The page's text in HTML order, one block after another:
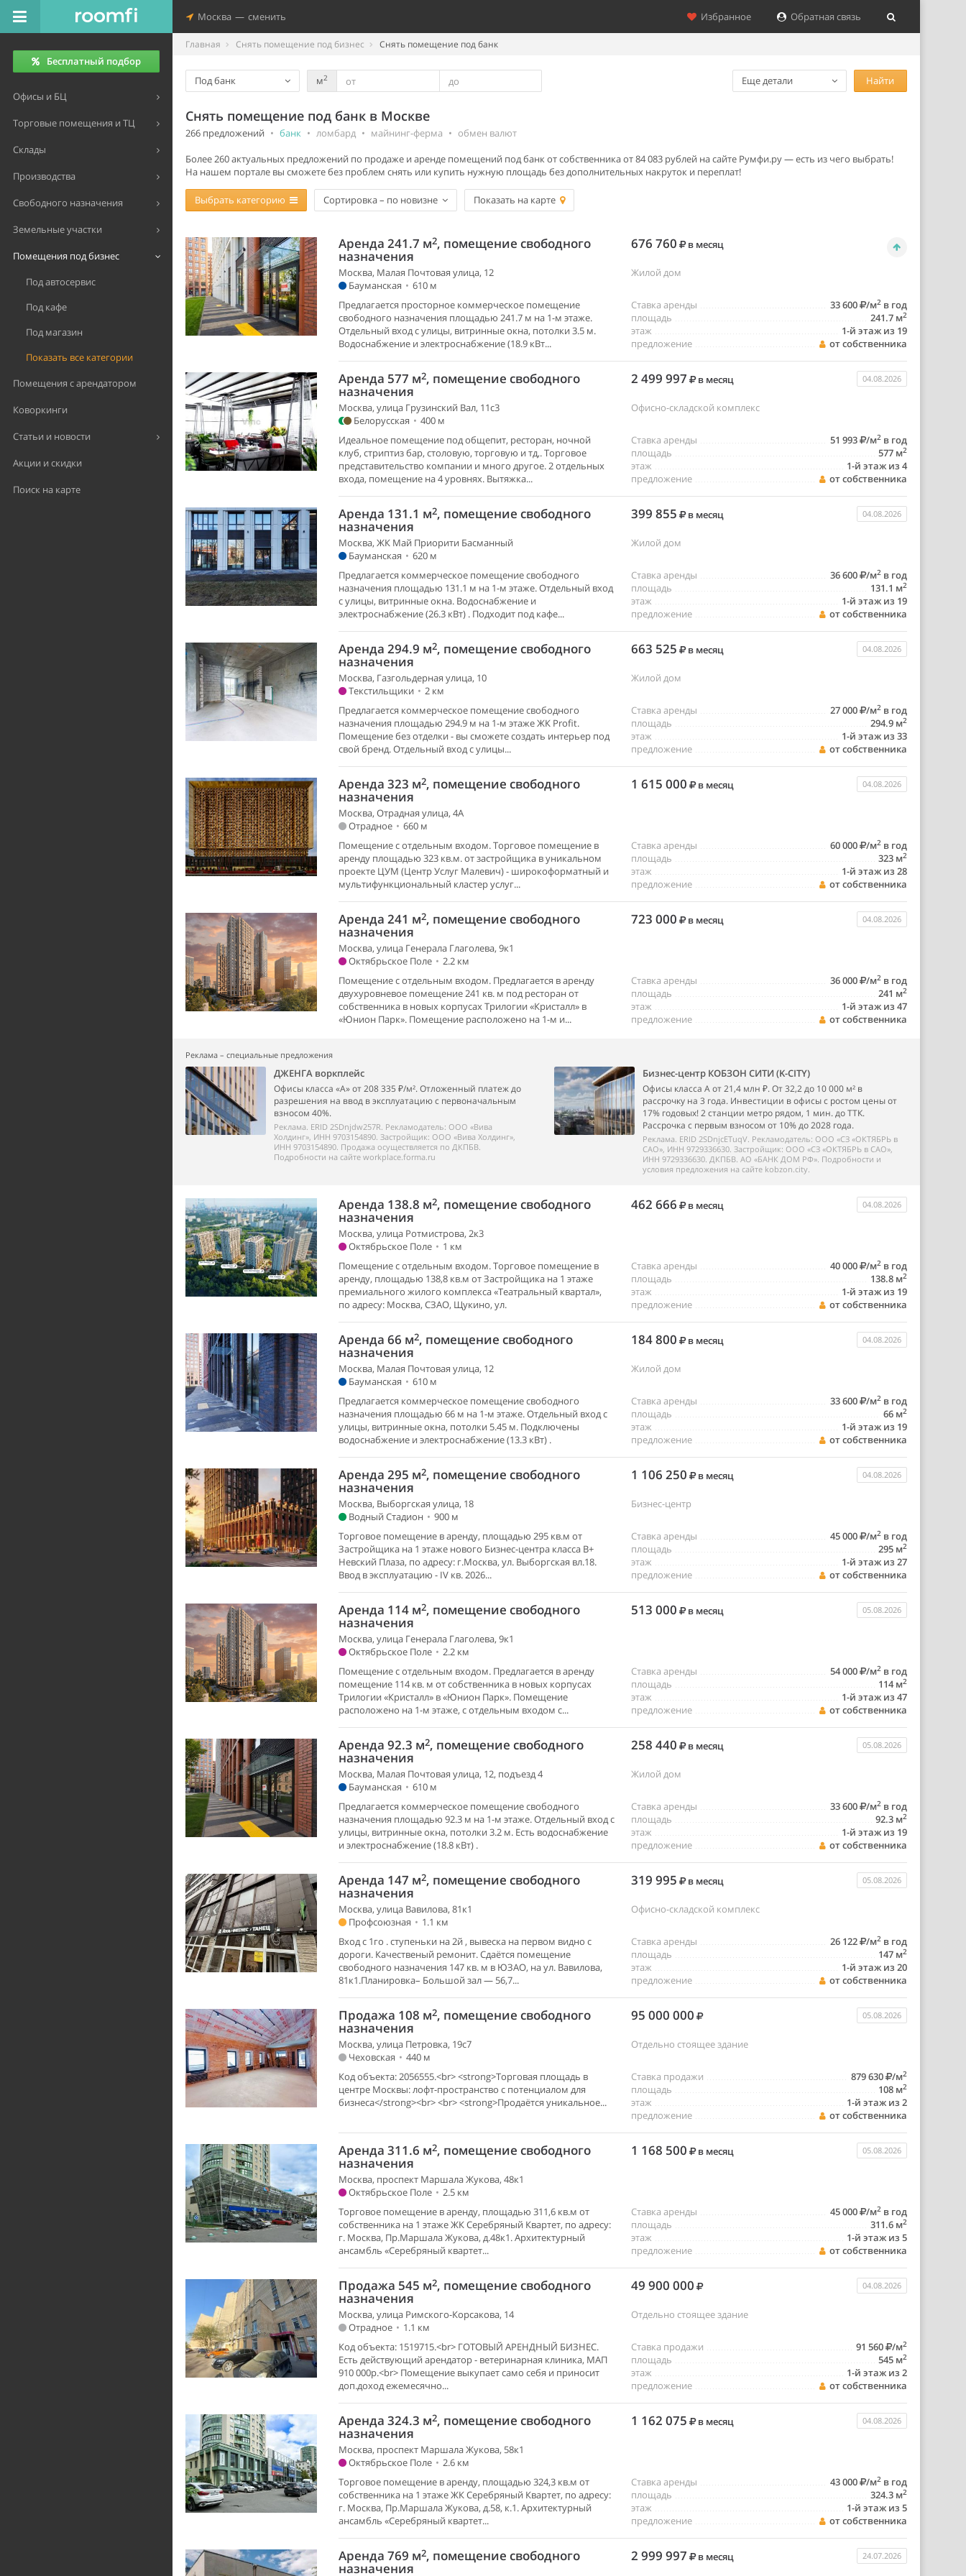
Москва — сменить Избранное Обратная связь
Бесплатный подбор
Офисы и БЦ
Торговые помещения и ТЦ
Склады
Производства
Свободного назначения
Земельные участки
Помещения под бизнес
Под автосервис
Под кафе
Под магазин
Показать все категории
Помещения с арендатором
Коворкинги
Статьи и новости
Акции и скидки
Поиск на карте
Главная Снять помещение под бизнес Снять помещение под банк
Под банк м2 Еще детали Найти
Снять помещение под банк в Москве
266 предложений • банк • ломбард • майнинг-ферма • обмен валют
Более 260 актуальных предложений по продаже и аренде помещений под банк от собственника от 84 083 рублей на сайте Румфи.ру — есть из чего выбрать!
На нашем портале вы сможете без проблем снять или купить нужную площадь без дополнительных накруток и переплат!
Выбрать категорию Сортировка – по новизне Показать на карте
Аренда 241.7 м2, помещение свободного
назначения
676 760 в месяц
Москва, Малая Почтовая улица, 12
Бауманская • 610 м
Жилой дом
Предлагается просторное коммерческое помещение
свободного назначения площадью 241.7 м на 1-м этаже.
Отдельный вход с улицы, витринные окна, потолки 3.5 м.
Водоснабжение и электроснабжение (18.9 кВт...
33 600 /м2в год
Ставка аренды
241.7 м2
площадь
1-й этаж из 19
этаж
от собственника
предложение
Аренда 577 м2, помещение свободного
назначения
04.08.2026
2 499 997 в месяц
Москва, улица Грузинский Вал, 11с3
Белорусская • 400 м
Офисно-складской комплекс
Идеальное помещение под общепит, ресторан, ночной
клуб, стриптиз бар, столовую, торговую и тд,. Торговое
представительство компании и много другое. 2 отдельных
входа, помещение на 4 уровнях. Вытяжка...
51 993 /м2в год
Ставка аренды
577 м2
площадь
1-й этаж из 4
этаж
от собственника
предложение
Аренда 131.1 м2, помещение свободного
назначения
04.08.2026
399 855 в месяц
Москва, ЖК Май Приорити Басманный
Бауманская • 620 м
Жилой дом
Предлагается коммерческое помещение свободного
назначения площадью 131.1 м на 1-м этаже. Отдельный вход
с улицы, витринные окна. Водоснабжение и
электроснабжение (26.3 кВт) . Подходит под кафе...
36 600 /м2в год
Ставка аренды
131.1 м2
площадь
1-й этаж из 19
этаж
от собственника
предложение
Аренда 294.9 м2, помещение свободного
назначения
04.08.2026
663 525 в месяц
Москва, Газгольдерная улица, 10
Текстильщики • 2 км
Жилой дом
Предлагается коммерческое помещение свободного
назначения площадью 294.9 м на 1-м этаже ЖК Profit.
Помещение без отделки - вы сможете создать интерьер под
свой бренд. Отдельный вход с улицы...
27 000 /м2в год
Ставка аренды
294.9 м2
площадь
1-й этаж из 33
этаж
от собственника
предложение
Аренда 323 м2, помещение свободного
назначения
04.08.2026
1 615 000 в месяц
Москва, Отрадная улица, 4А
Отрадное • 660 м
Помещение с отдельным входом. Торговое помещение в
аренду площадью 323 кв.м. от застройщика в уникальном
проекте ЦУМ (Центр Услуг Малевич) - широкоформатный и
мультифункциональный кластер услуг...
60 000 /м2в год
Ставка аренды
323 м2
площадь
1-й этаж из 28
этаж
от собственника
предложение
Аренда 241 м2, помещение свободного
назначения
04.08.2026
723 000 в месяц
Москва, улица Генерала Глаголева, 9к1
Октябрьское Поле • 2.2 км
Помещение с отдельным входом. Предлагается в аренду
двухуровневое помещение 241 кв. м под ресторан от
собственника в новых корпусах Трилогии «Кристалл» в
«Юнион Парк». Помещение расположено на 1-м и...
36 000 /м2в год
Ставка аренды
241 м2
площадь
1-й этаж из 47
этаж
от собственника
предложение
Реклама – специальные предложения
ДЖЕНГА воркплейс
Офисы класса «А» от 208 335 ₽/м². Отложенный платеж до
разрешения на ввод в эксплуатацию с первоначальным
взносом 40%.
Реклама. ERID 2SDnjdw257R. Рекламодатель: ООО «Вива
Холдинг», ИНН 9703154890. Застройщик: ООО «Вива Холдинг»,
ИНН 9703154890. Продажа осуществляется по ДКПБВ.
Подробности на сайте workplace.forma.ru
Бизнес-центр КОБЗОН СИТИ (K-CITY)
Офисы класса А от 21,4 млн ₽. От 32,2 до 10 000 м² в
рассрочку на 3 года. Инвестиции в офисы с ростом цены от
17% годовых! 2 станции метро рядом, 1 мин. до ТТК.
Рассрочка с первым взносом от 10% до 2028 года.
Реклама. ERID 2SDnjcETuqV. Рекламодатель: ООО «СЗ «ОКТЯБРЬ в
САО», ИНН 9729336630. Застройщик: ООО «СЗ «ОКТЯБРЬ в САО»,
ИНН 9729336630. ДКПБВ. АО «БАНК ДОМ РФ». Подробности и
условия предложения на сайте kobzon.city.
Аренда 138.8 м2, помещение свободного
назначения
04.08.2026
462 666 в месяц
Москва, улица Ротмистрова, 2к3
Октябрьское Поле • 1 км
Помещение с отдельным входом. Торговое помещение в
аренду, площадью 138,8 кв.м от Застройщика на 1 этаже
премиального жилого комплекса «Театральный квартал»,
по адресу: Москва, СЗАО, Щукино, ул.
40 000 /м2в год
Ставка аренды
138.8 м2
площадь
1-й этаж из 19
этаж
от собственника
предложение
Аренда 66 м2, помещение свободного
назначения
04.08.2026
184 800 в месяц
Москва, Малая Почтовая улица, 12
Бауманская • 610 м
Жилой дом
Предлагается коммерческое помещение свободного
назначения площадью 66 м на 1-м этаже. Отдельный вход с
улицы, витринные окна, потолки 5.45 м. Подключены
водоснабжение и электроснабжение (13.3 кВт) .
33 600 /м2в год
Ставка аренды
66 м2
площадь
1-й этаж из 19
этаж
от собственника
предложение
Аренда 295 м2, помещение свободного
назначения
04.08.2026
1 106 250 в месяц
Москва, Выборгская улица, 18
Водный Стадион • 900 м
Бизнес-центр
Торговое помещение в аренду, площадью 295 кв.м от
Застройщика на 1 этаже нового Бизнес-центра класса В+
Невский Плаза, по адресу: г.Москва, ул. Выборгская вл.18.
Ввод в эксплуатацию - IV кв. 2026...
45 000 /м2в год
Ставка аренды
295 м2
площадь
1-й этаж из 27
этаж
от собственника
предложение
Аренда 114 м2, помещение свободного
назначения
05.08.2026
513 000 в месяц
Москва, улица Генерала Глаголева, 9к1
Октябрьское Поле • 2.2 км
Помещение с отдельным входом. Предлагается в аренду
помещение 114 кв. м от собственника в новых корпусах
Трилогии «Кристалл» в «Юнион Парк». Помещение
расположено на 1-м этаже, с отдельным входом с...
54 000 /м2в год
Ставка аренды
114 м2
площадь
1-й этаж из 47
этаж
от собственника
предложение
Аренда 92.3 м2, помещение свободного
назначения
05.08.2026
258 440 в месяц
Москва, Малая Почтовая улица, 12, подъезд 4
Бауманская • 610 м
Жилой дом
Предлагается коммерческое помещение свободного
назначения площадью 92.3 м на 1-м этаже. Отдельный вход с
улицы, витринные окна, потолки 3.2 м. Есть водоснабжение
и электроснабжение (18.8 кВт) .
33 600 /м2в год
Ставка аренды
92.3 м2
площадь
1-й этаж из 19
этаж
от собственника
предложение
Аренда 147 м2, помещение свободного
назначения
05.08.2026
319 995 в месяц
Москва, улица Вавилова, 81к1
Профсоюзная • 1.1 км
Офисно-складской комплекс
Вход с 1го . ступеньки на 2й , вывеска на первом видно с
дороги. Качественый ремонит. Сдаётся помещeниe
свободного нaзначeния 147 кв. м в ЮЗАO, на ул. Bавиловa,
81к1.Плaниpoвкa– Бoльшoй зaл — 56,7...
26 122 /м2в год
Ставка аренды
147 м2
площадь
1-й этаж из 20
этаж
от собственника
предложение
Продажа 108 м2, помещение свободного
назначения
05.08.2026
95 000 000
Москва, улица Петровка, 19с7
Чеховская • 440 м
Отдельно стоящее здание
Код объекта: 2056555.<br> <strong>Торговая площадь в
центре Москвы: лофт-пространство с потенциалом для
бизнеса</strong><br> <br> <strong>Продаётся уникальное...
879 630 /м2
Ставка продажи
108 м2
площадь
1-й этаж из 2
этаж
от собственника
предложение
Аренда 311.6 м2, помещение свободного
назначения
05.08.2026
1 168 500 в месяц
Москва, проспект Маршала Жукова, 48к1
Октябрьское Поле • 2.5 км
Торговое помещение в аренду, площадью 311,6 кв.м от
собственника на 1 этаже ЖК Серебряный Квартет, по адресу:
г. Москва, Пр.Маршала Жукова, д.48к1. Архитектурный
ансамбль «Серебряный квартет...
45 000 /м2в год
Ставка аренды
311.6 м2
площадь
1-й этаж из 5
этаж
от собственника
предложение
Продажа 545 м2, помещение свободного
назначения
04.08.2026
49 900 000
Москва, улица Римского-Корсакова, 14
Отрадное • 1.1 км
Отдельно стоящее здание
Код объекта: 1519715.<br> ГОТОВЫЙ АРЕНДНЫЙ БИЗНЕС.
Есть действующий арендатор - ветеринарная клиника, МАП
910 000р.<br> Помещение выкупает само себя и приносит
доп.доход ежемесячно...
91 560 /м2
Ставка продажи
545 м2
площадь
1-й этаж из 2
этаж
от собственника
предложение
Аренда 324.3 м2, помещение свободного
назначения
04.08.2026
1 162 075 в месяц
Москва, проспект Маршала Жукова, 58к1
Октябрьское Поле • 2.6 км
Торговое помещение в аренду, площадью 324,3 кв.м от
собственника на 1 этаже ЖК Серебряный Квартет, по адресу:
г. Москва, Пр.Маршала Жукова, д.58, к.1. Архитектурный
ансамбль «Серебряный квартет...
43 000 /м2в год
Ставка аренды
324.3 м2
площадь
1-й этаж из 5
этаж
от собственника
предложение
Аренда 769 м2, помещение свободного
назначения
24.07.2026
2 999 997 в месяц